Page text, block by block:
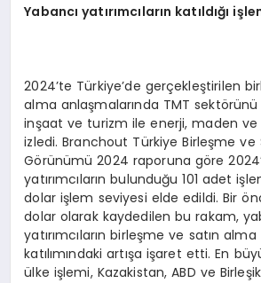
Yabancı yatırımcıların katıldığı
2024’te Türkiye’de gerçekleştirilen
alma anlaşmalarında TMT
inşaat ve turizm ile enerji, maden
izledi. Branchout Türkiye Birleşme ve
Görünümü 2024 raporuna göre
yatırımcıların bulunduğu 101 adet
dolar işlem seviyesi elde edildi. Bir
dolar olarak kaydedilen bu rakam,
yatırımcıların birleşme ve satın
katılımındaki artışa işaret etti. En
ülke işlemi, Kazakistan, ABD ve Birleşik